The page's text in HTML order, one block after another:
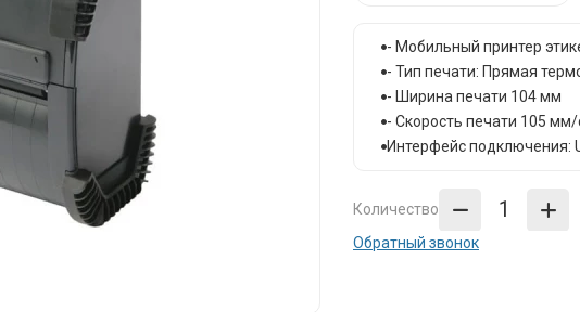
- Мобильный принтер
- Тип печати: Прямая
- Ширина печати 104 мм
- Скорость печати 105
Интерфейс подключения:
Количество
Обратный звонок